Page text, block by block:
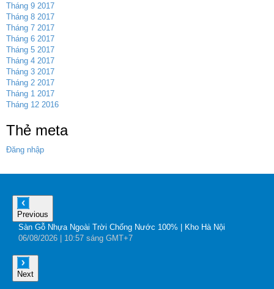
Tháng 9 2017
Tháng 8 2017
Tháng 7 2017
Tháng 6 2017
Tháng 5 2017
Tháng 4 2017
Tháng 3 2017
Tháng 2 2017
Tháng 1 2017
Tháng 12 2016
Thẻ meta
Đăng nhập
Previous
Sàn Gỗ Nhựa Ngoài Trời Chống Nước 100% | Kho Hà Nội
06/08/2026 | 10:57 sáng GMT+7
Next